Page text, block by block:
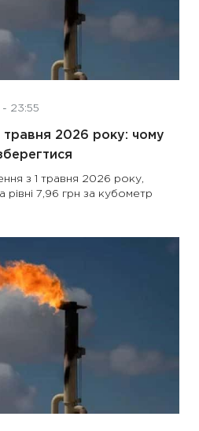
- 23:55
травня 2026 року: чому
з 1 травня 2026 року,
рівні 7,96 грн за кубометр